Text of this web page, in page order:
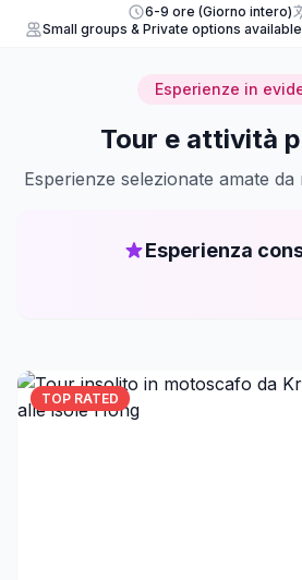
6-9 ore (Giorno intero)
Small groups & Private options available
Esperienze in
Tour e attività
Esperienze selezionate amate da
Esperienza
TOP RATED